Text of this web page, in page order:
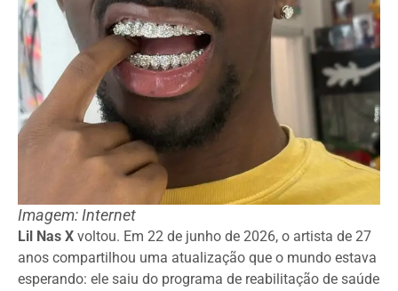
Imagem: Internet
Lil Nas X voltou. Em 22 de junho de 2026, o artista de 27
anos compartilhou uma atualização que o mundo estava
esperando: ele saiu do programa de reabilitação de saúde